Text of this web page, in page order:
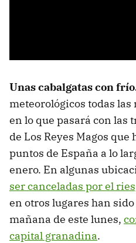
Unas cabalgatas con
meteorológicos todas
en lo que pasará con las
de Los Reyes Magos
puntos de España a lo
enero. En algunas
ser canceladas por el
en otros lugares han
mañana de este lunes,
capital granadina.